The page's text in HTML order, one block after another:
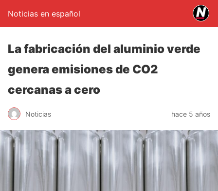
Noticias en español
La fabricación del aluminio verde
genera emisiones de CO2
cercanas a cero
Noticias hace 5 años